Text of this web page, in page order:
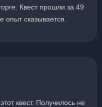
Квест прошли за 49
опыт сказывается.
квест. Получилось не